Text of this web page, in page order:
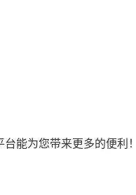
能为您带来更多的便利！